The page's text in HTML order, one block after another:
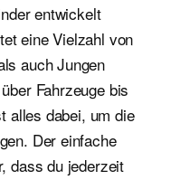
entwickelt
eine Vielzahl von
auch Jungen
Fahrzeuge bis
alles dabei, um die
Der einfache
dass du jederzeit